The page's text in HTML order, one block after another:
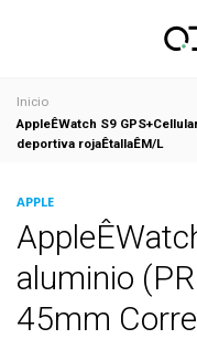
Inicio
AppleÊWatch S9
deportiva rojaÊtallaÊM/L
APPLE
aluminio
45mm